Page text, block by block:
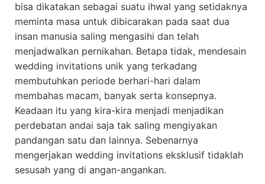
bisa dikatakan sebagai suatu ihwal yang setidaknya
meminta masa untuk dibicarakan pada saat dua
insan manusia saling mengasihi dan telah
menjadwalkan pernikahan. Betapa tidak, mendesain
wedding invitations unik yang terkadang
membutuhkan periode berhari-hari dalam
membahas macam, banyak serta konsepnya.
Keadaan itu yang kira-kira menjadi menjadikan
perdebatan andai saja tak saling mengiyakan
pandangan satu dan lainnya. Sebenarnya
mengerjakan wedding invitations eksklusif tidaklah
sesusah yang di angan-angankan.